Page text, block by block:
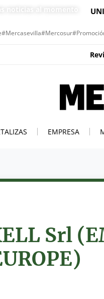
noticias al momento
#Mercasevilla#Mercosur
EMPRESA
Srl